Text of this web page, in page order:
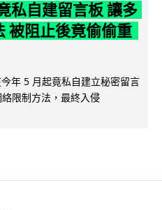
私自建留言板 讓多
被阻止後竟偷偷重
年 5 月起竟私自建立秘密留言
限制方法，最終入侵